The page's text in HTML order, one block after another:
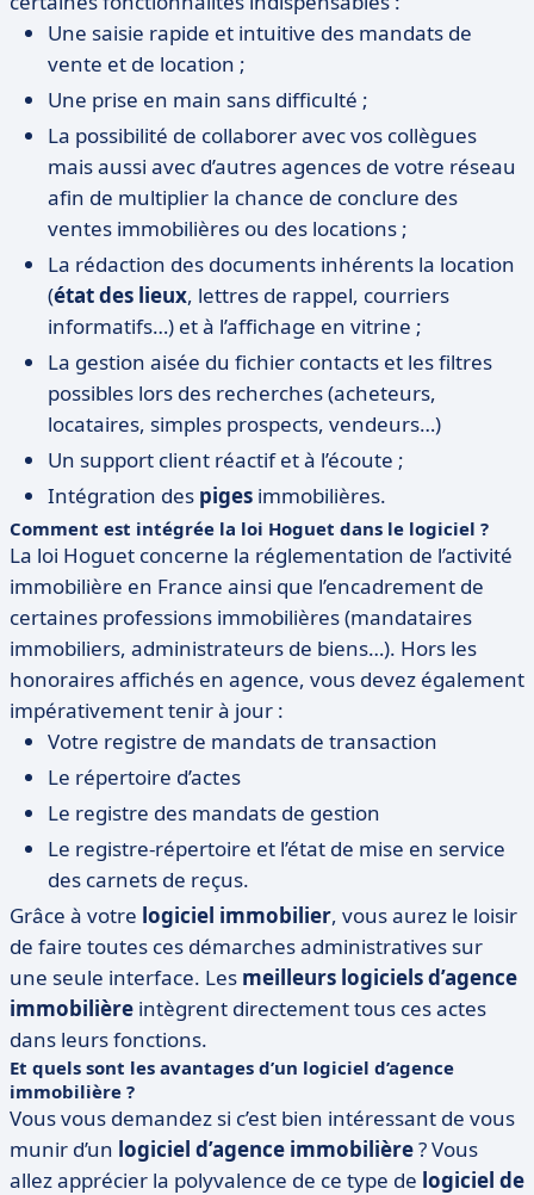
Une saisie rapide et intuitive des mandats de
vente et de location ;
Une prise en main sans difficulté ;
La possibilité de collaborer avec vos collègues
mais aussi avec d’autres agences de votre réseau
afin de multiplier la chance de conclure des
ventes immobilières ou des locations ;
La rédaction des documents inhérents la location
(état des lieux, lettres de rappel, courriers
informatifs…) et à l’affichage en vitrine ;
La gestion aisée du fichier contacts et les filtres
possibles lors des recherches (acheteurs,
locataires, simples prospects, vendeurs…)
Un support client réactif et à l’écoute ;
Intégration des piges immobilières.
Comment est intégrée la loi Hoguet dans le logiciel ?
La loi Hoguet concerne la réglementation de l’activité
immobilière en France ainsi que l’encadrement de
certaines professions immobilières (mandataires
immobiliers, administrateurs de biens…). Hors les
honoraires affichés en agence, vous devez également
impérativement tenir à jour :
Votre registre de mandats de transaction
Le répertoire d’actes
Le registre des mandats de gestion
Le registre-répertoire et l’état de mise en service
des carnets de reçus.
Grâce à votre logiciel immobilier, vous aurez le loisir
de faire toutes ces démarches administratives sur
une seule interface. Les meilleurs logiciels d’agence
immobilière intègrent directement tous ces actes
dans leurs fonctions.
Et quels sont les avantages d’un logiciel d’agence
immobilière ?
Vous vous demandez si c’est bien intéressant de vous
munir d’un logiciel d’agence immobilière? Vous
allez apprécier la polyvalence de ce type de logiciel de